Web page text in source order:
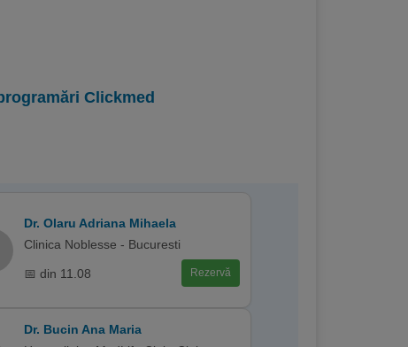
Clickmed
Dr. Olaru Adriana Mihaela
Clinica Noblesse - Bucuresti
📅 din 11.08 Rezervă
Dr. Bucin Ana Maria